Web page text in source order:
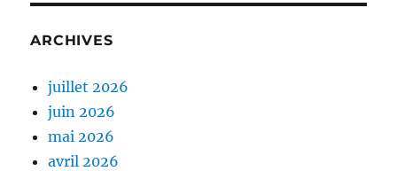
ARCHIVES
juillet 2026
juin 2026
mai 2026
avril 2026